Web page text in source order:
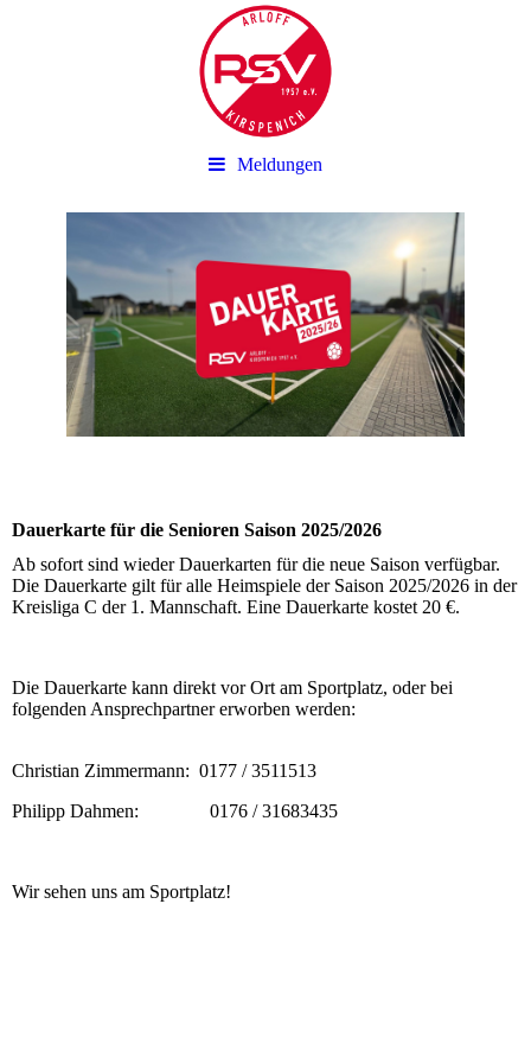
Meldungen
Dauerkarte für die Senioren Saison 2025/2026
Ab sofort sind wieder Dauerkarten für die neue Saison verfügbar.
Die Dauerkarte gilt für alle Heimspiele der Saison 2025/2026 in der
Kreisliga C der 1. Mannschaft. Eine Dauerkarte kostet 20 €.
Die Dauerkarte kann direkt vor Ort am Sportplatz, oder bei
folgenden Ansprechpartner erworben werden:
Christian Zimmermann: 0177 / 3511513
Philipp Dahmen: 0176 / 31683435
Wir sehen uns am Sportplatz!